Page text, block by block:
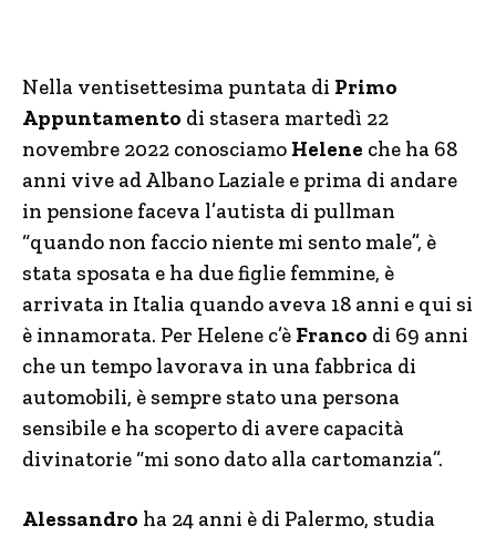
Nella ventisettesima puntata di Primo
Appuntamento di stasera martedì 22
novembre 2022 conosciamo Helene che ha 68
anni vive ad Albano Laziale e prima di andare
in pensione faceva l’autista di pullman
“quando non faccio niente mi sento male”, è
stata sposata e ha due figlie femmine, è
arrivata in Italia quando aveva 18 anni e qui si
è innamorata. Per Helene c’è Franco di 69 anni
che un tempo lavorava in una fabbrica di
automobili, è sempre stato una persona
sensibile e ha scoperto di avere capacità
divinatorie “mi sono dato alla cartomanzia”.
Alessandro ha 24 anni è di Palermo, studia